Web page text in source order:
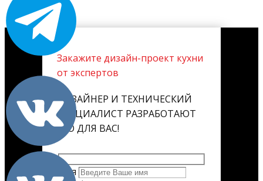
Закажите дизайн-проект кухни
от экспертов
ДИЗАЙНЕР И ТЕХНИЧЕСКИЙ
СПЕЦИАЛИСТ РАЗРАБОТАЮТ
ЕГО ДЛЯ ВАС!
Имя